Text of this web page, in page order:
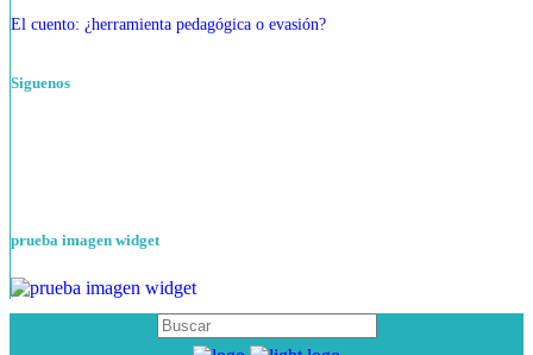
El cuento: ¿herramienta pedagógica o evasión?
Siguenos
prueba imagen widget